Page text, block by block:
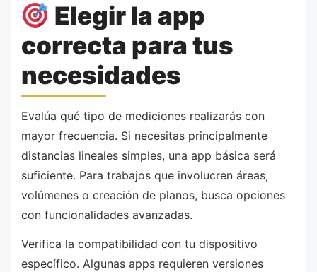
Elegir la app
correcta para tus
necesidades
Evalúa qué tipo de mediciones realizarás con
mayor frecuencia. Si necesitas principalmente
distancias lineales simples, una app básica será
suficiente. Para trabajos que involucren áreas,
volúmenes o creación de planos, busca opciones
con funcionalidades avanzadas.
Verifica la compatibilidad con tu dispositivo
específico. Algunas apps requieren versiones